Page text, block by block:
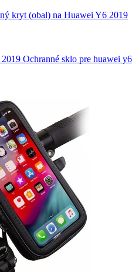
kryt (obal) na Huawei Y6 2019
Ochranné sklo pre huawei y6